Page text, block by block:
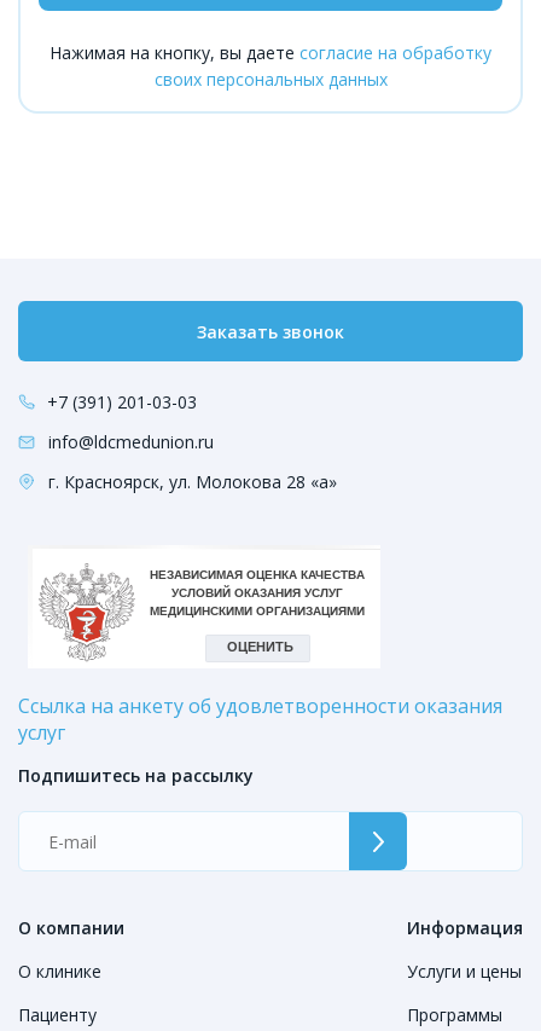
Нажимая на кнопку, вы даете согласие на обработку
своих персональных данных
Заказать звонок
+7 (391) 201-03-03
info@ldcmedunion.ru
г. Красноярск, ул. Молокова 28 «а»
Ссылка на анкету об удовлетворенности оказания
услуг
О компании
О клинике
Пациенту
Информация
Услуги и цены
Программы
Подпишитесь на рассылку